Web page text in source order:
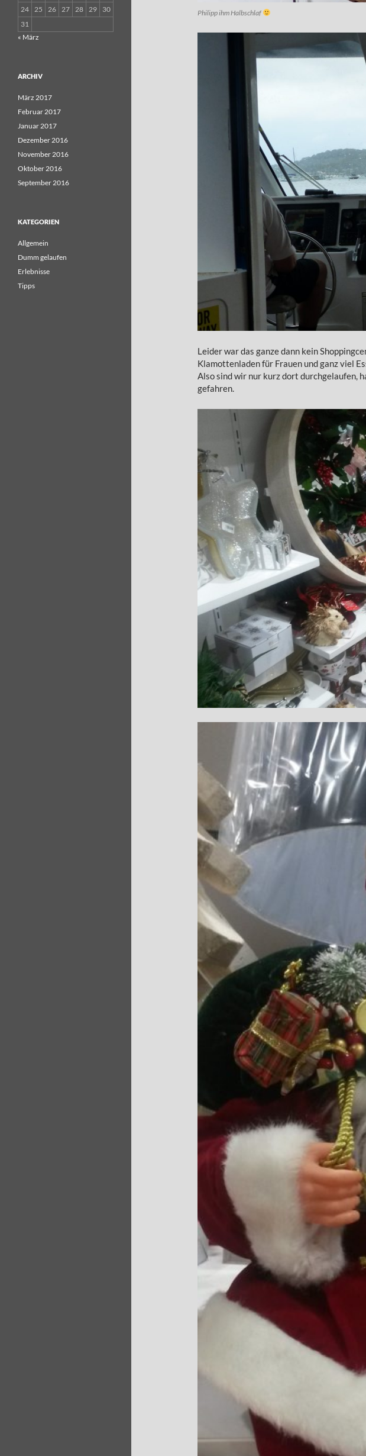
Philipp ihm Halbschlaf
Leider war das ganze dann kein
Klamottenladen für Frauen und ganz viel
Also sind wir nur kurz dort durchgelaufen,
gefahren.
24
25 26 27 28 29
30
31
« März
ARCHIV
März 2017
Februar 2017
Januar 2017
Dezember 2016
November 2016
Oktober 2016
September 2016
KATEGORIEN
Allgemein
Dumm gelaufen
Erlebnisse
Tipps